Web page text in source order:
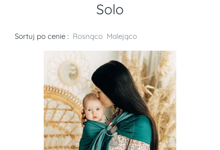
Solo
Sortuj po cenie : Rosnąco Malejąco